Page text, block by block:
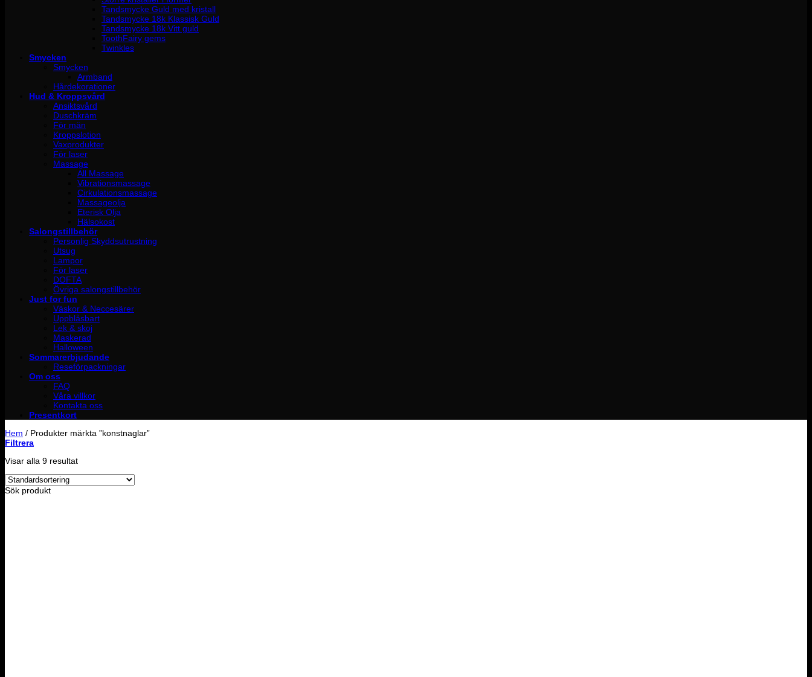
Tandsmycke Guld med kristall
Tandsmycke 18k Klassisk Guld
Tandsmycke 18k Vitt guld
ToothFairy gems
Twinkles
Smycken
Smycken
Armband
Hårdekorationer
Hud & Kroppsvård
Ansiktsvård
Duschkräm
För män
Kroppslotion
Vaxprodukter
För laser
Massage
All Massage
Vibrationsmassage
Cirkulationsmassage
Massageolja
Eterisk Olja
Hälsokost
Salongstillbehör
Personlig Skyddsutrustning
Utsug
Lampor
För laser
DOFTA
Övriga salongstillbehör
Just for fun
Väskor & Neccesärer
Uppblåsbart
Lek & skoj
Maskerad
Halloween
Sommarerbjudande
Reseförpackningar
Om oss
FAQ
Våra villkor
Kontakta oss
Presentkort
Hem / Produkter märkta ”konstnaglar”
Filtrera
Visar alla 9 resultat
Sök produkt